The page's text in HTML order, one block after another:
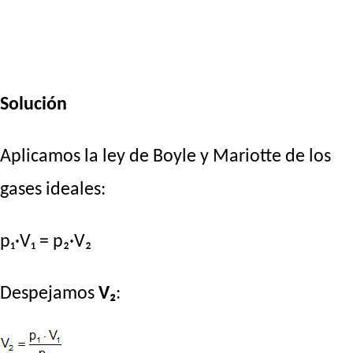
Solución
Aplicamos la ley de Boyle y Mariotte de los
gases ideales:
p₁·V₁ = p₂·V₂
Despejamos V₂: